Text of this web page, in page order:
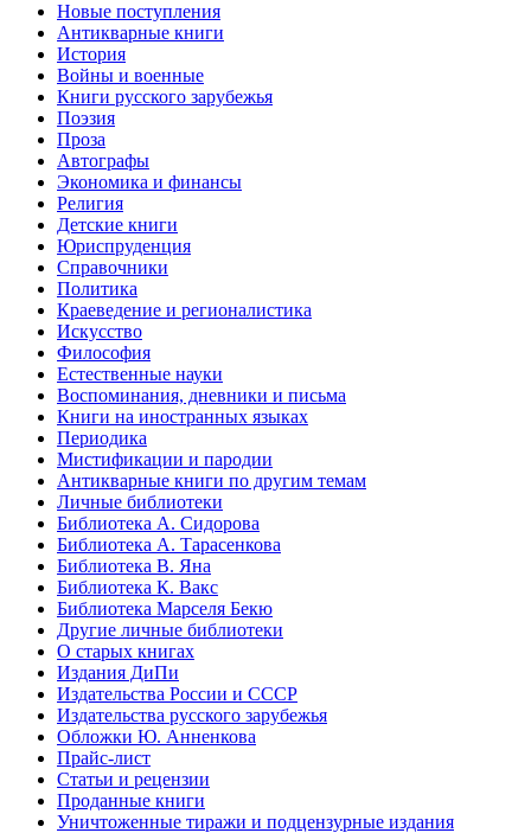
Новые поступления
Антикварные книги
История
Войны и военные
Книги русского зарубежья
Поэзия
Проза
Автографы
Экономика и финансы
Религия
Детские книги
Юриспруденция
Справочники
Политика
Краеведение и регионалистика
Искусство
Философия
Естественные науки
Воспоминания, дневники и письма
Книги на иностранных языках
Периодика
Мистификации и пародии
Антикварные книги по другим темам
Личные библиотеки
Библиотека А. Сидорова
Библиотека А. Тарасенкова
Библиотека В. Яна
Библиотека К. Вакс
Библиотека Марселя Бекю
Другие личные библиотеки
О старых книгах
Издания ДиПи
Издательства России и СССР
Издательства русского зарубежья
Обложки Ю. Анненкова
Прайс-лист
Статьи и рецензии
Проданные книги
Уничтоженные тиражи и подцензурные издания